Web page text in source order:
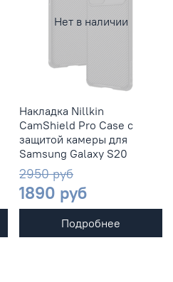
Нет в наличии
Накладка Nillkin
CamShield Pro Case с
защитой камеры для
Samsung Galaxy S20
2950 руб
1890 руб
Подробнее